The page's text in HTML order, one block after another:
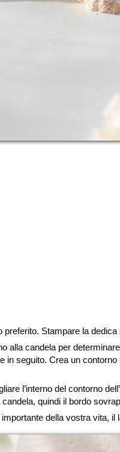
Stampare la
alla candela per
in seguito. Crea un
l’interno del contorno
quindi il bordo
della vostra vita, il